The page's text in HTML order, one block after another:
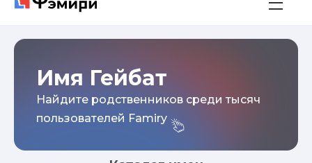
Имя Гейбат
Найдите родственников среди тысяч
пользователей Famiry